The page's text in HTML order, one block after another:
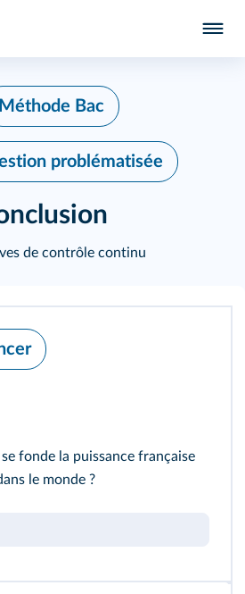
Méthode Bac
problématisée
de contrôle continu
fonde la puissance française
le monde ?